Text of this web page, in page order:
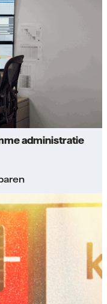
administratie